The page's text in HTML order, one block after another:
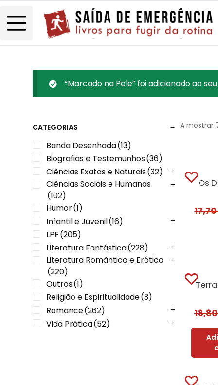
“Marcado na Pele” foi adicionado ao
CATEGORIAS
Banda Desenhada(13)
Biografias e Testemunhos(36)
Ciências Exatas e Naturais(32)
Ciências Sociais e Humanas
(102)
Humor(1)
Infantil e Juvenil(16)
LPF(205)
Literatura Fantástica(228)
Literatura Romântica e Erótica
(220)
Outros(1)
Religião e Espiritualidade(3)
Romance(262)
Vida Prática(52)
A mostrar
Os